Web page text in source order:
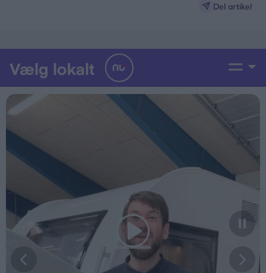
Del artikel